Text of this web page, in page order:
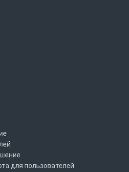
для пользователей